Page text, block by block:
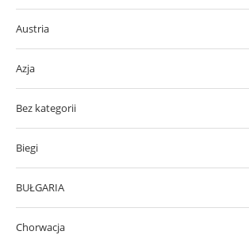
Austria
Azja
Bez kategorii
Biegi
BUŁGARIA
Chorwacja